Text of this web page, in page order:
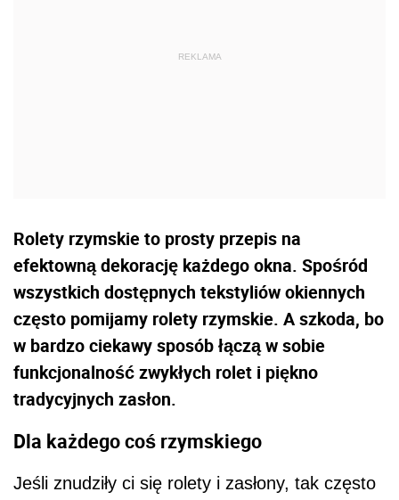
Rolety rzymskie to prosty przepis na
efektowną dekorację każdego okna. Spośród
wszystkich dostępnych tekstyliów okiennych
często pomijamy rolety rzymskie. A szkoda, bo
w bardzo ciekawy sposób łączą w sobie
funkcjonalność zwykłych rolet i piękno
tradycyjnych zasłon.
Dla każdego coś rzymskiego
Jeśli znudziły ci się rolety i zasłony, tak często